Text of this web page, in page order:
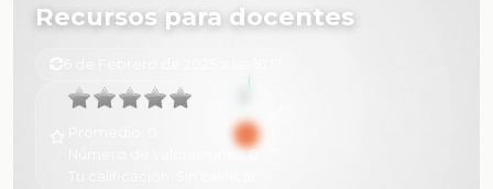
Recursos para docentes
Número de valoraciones:0